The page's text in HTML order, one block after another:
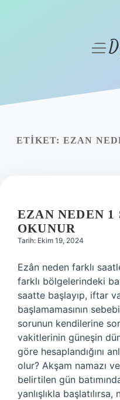
Yasal Uyarı
ETIKET: EZAN
EZAN NEDEN 1
OKUNUR
Tarih: Ekim 19, 2024
Ezân neden farklı
farklı bölgelerindeki
saatte başlayıp, iftar
başlamamasının
sorunun kendilerine
vakitlerinin güneşin
göre hesaplandığını
olur? Akşam namazı
belirtilen gün
yanlışlıkla